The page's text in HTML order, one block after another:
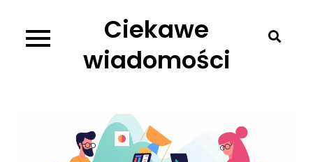
content
Ciekawe
wiadomości